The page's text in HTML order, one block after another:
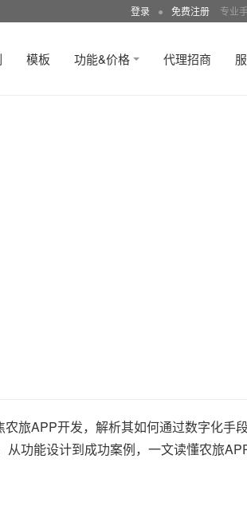
登录 ● 免费注册 专业
模板 功能&价格 代理招商
旅APP开发，解析其如何通过数字化手
从功能设计到成功案例，一文读懂农旅